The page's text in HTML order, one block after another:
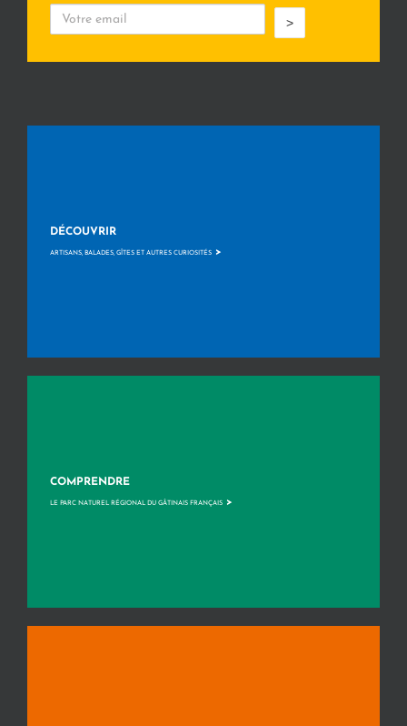
>
DÉCOUVRIR
ARTISANS, BALADES, GÎTES ET AUTRES CURIOSITÉS >
COMPRENDRE
LE PARC NATUREL RÉGIONAL DU GÂTINAIS FRANÇAIS >